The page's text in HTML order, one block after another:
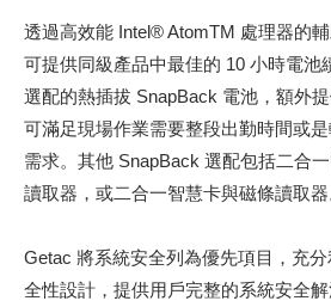
透過高效能 Intel® AtomTM 處理器的
可提供同級產品中最佳的 10 小時電池
選配的熱插拔 SnapBack 電池，額外
可滿足現場作業需要整段出勤時間或
需求。其他 SnapBack 選配包括二合
讀取器，或二合一智慧卡與磁條讀取器
Getac 將系統安全列為優先項目，充
全性設計，提供用戶完整的系統安全